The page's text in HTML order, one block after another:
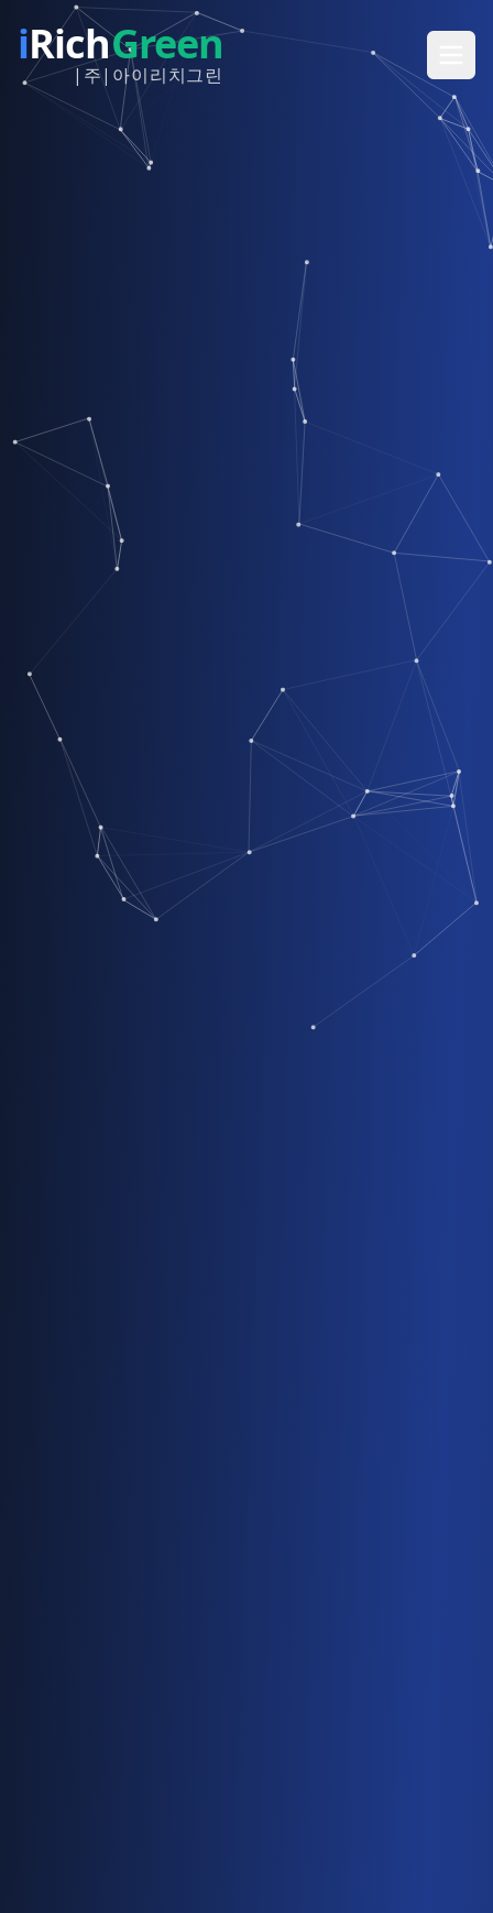
iRichGreen
|주|아이리치그린